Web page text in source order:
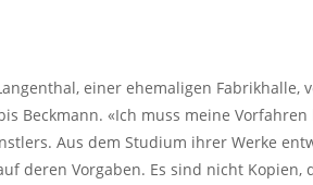
einer ehemaligen Fabrikhalle,
Beckmann. «Ich muss meine
Aus dem Studium ihrer Werke
deren Vorgaben. Es sind nicht